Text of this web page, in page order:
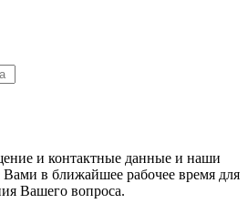
и контактные данные и наши
Вами в ближайшее рабочее время для
Вашего вопроса.